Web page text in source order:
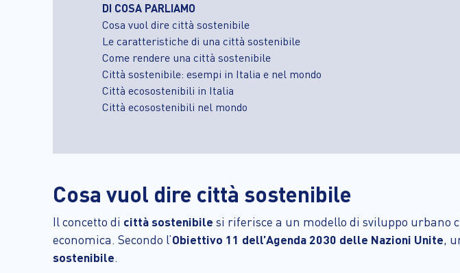
DI COSA PARLIAMO
Cosa vuol dire città sostenibile
Le caratteristiche di una città sostenibile
Come rendere una città sostenibile
Città sostenibile: esempi in Italia e nel mondo
Città ecosostenibili in Italia
Città ecosostenibili nel mondo
Cosa vuol dire città sostenibile
Il concetto di città sostenibile si riferisce a un modello di sviluppo urbano
economica. Secondo l’Obiettivo 11 dell’Agenda 2030 delle Nazioni Unite,
sostenibile.